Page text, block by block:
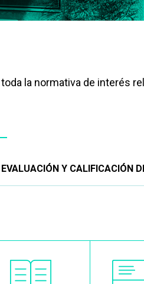
la normativa de interés
Y CALIFICACIÓN
Image Image